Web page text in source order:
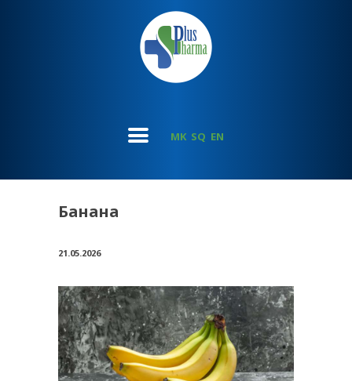
MK SQ EN
Банана
21.05.2026